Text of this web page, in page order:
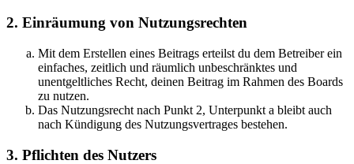
2. Einräumung von Nutzungsrechten
Mit dem Erstellen eines Beitrags erteilst du dem Betreiber ein
einfaches, zeitlich und räumlich unbeschränktes und
unentgeltliches Recht, deinen Beitrag im Rahmen des Boards
zu nutzen.
Das Nutzungsrecht nach Punkt 2, Unterpunkt a bleibt auch
nach Kündigung des Nutzungsvertrages bestehen.
3. Pflichten des Nutzers